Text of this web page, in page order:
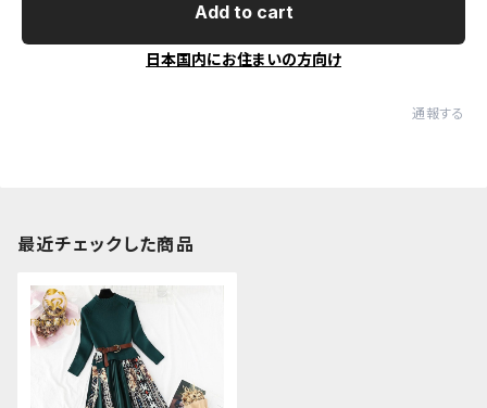
Add to cart
日本国内にお住まいの方向け
通報する
最近チェックした商品